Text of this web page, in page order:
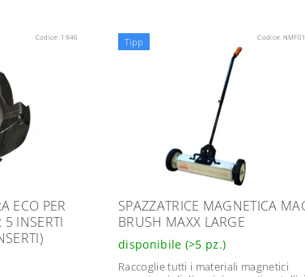
Codice: 1946
ECO PER
INSERTI
Tipp Codice:
SPAZZATRICE MAGNETICA
BRUSH MAXX LARGE
disponibile (>5 pz.)
Raccoglie tutti i materiali magnetici